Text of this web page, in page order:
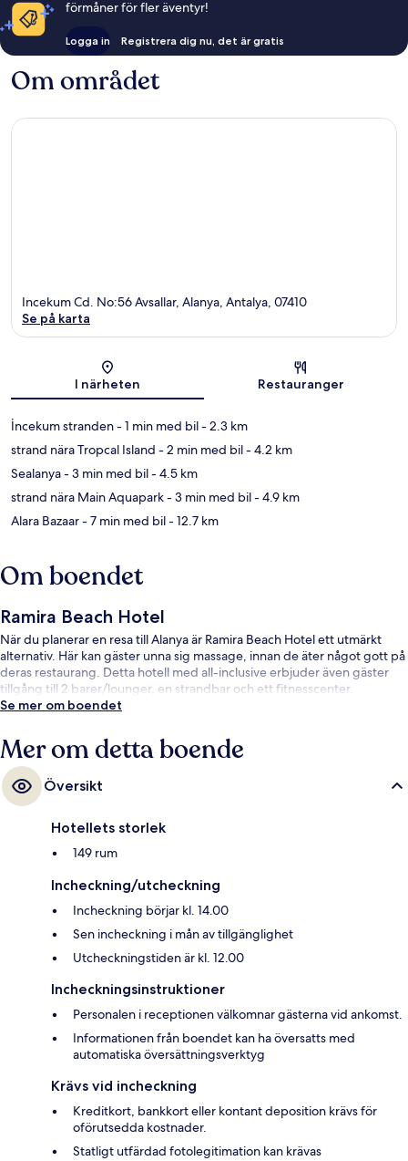
förmåner för fler äventyr!
Logga in Registrera dig nu, det är gratis
Om området
Incekum Cd. No:56 Avsallar, Alanya, Antalya, 07410
Se på karta
I närheten Restauranger
İncekum stranden- 1 min med bil- 2.3 km
strand nära Tropcal Island - 2 min med bil- 4.2 km
Sealanya- 3 min med bil- 4.5 km
strand nära Main Aquapark- 3 min med bil- 4.9 km
Alara Bazaar- 7 min med bil- 12.7 km
Om boendet
Ramira Beach Hotel
När du planerar en resa till Alanya är Ramira Beach Hotel ett utmärkt
alternativ. Här kan gäster unna sig massage, innan de äter något gott på
deras restaurang. Detta hotell med all-inclusive erbjuder även gäster
tillgång till 2 barer/lounger, en strandbar och ett fitnesscenter.
Se mer om boendet
Mer om detta boende
Översikt
Hotellets storlek
149 rum
Incheckning/utcheckning
Incheckning börjar kl. 14.00
Sen incheckning i mån av tillgänglighet
Utcheckningstiden är kl. 12.00
Incheckningsinstruktioner
Personalen i receptionen välkomnar gästerna vid ankomst.
Informationen från boendet kan ha översatts med
automatiska översättningsverktyg
Krävs vid incheckning
Kreditkort, bankkort eller kontant deposition krävs för
oförutsedda kostnader.
Statligt utfärdad fotolegitimation kan krävas